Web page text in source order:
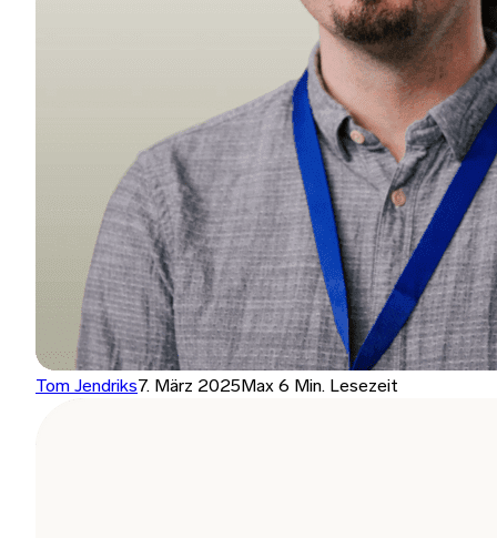
Tom Jendriks7. März 2025Max 6 Min. Lesezeit